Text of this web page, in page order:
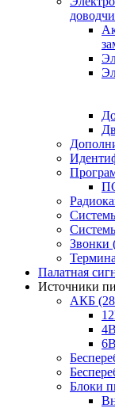
Звонки
Палатная
Источники
АКБ
4В
6В
Блоки